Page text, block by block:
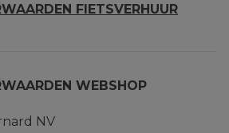
FIETSVERHUUR
WEBSHOP
NV